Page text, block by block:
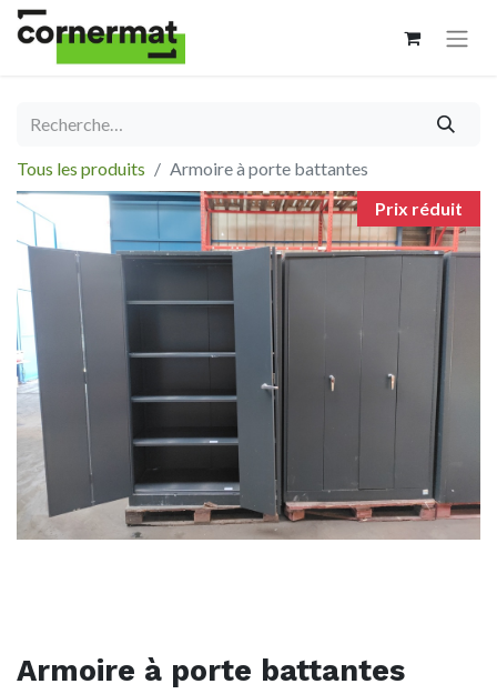
Tous les produits
Armoire à porte battantes
Prix réduit
Armoire à porte battantes